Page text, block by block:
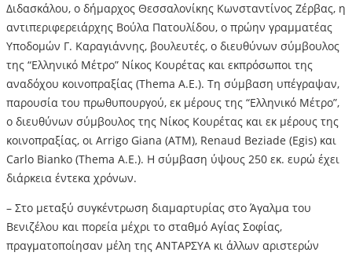
Διδασκάλου, ο δήμαρχος Θεσσαλονίκης Κωνσταντίνος Ζέρβας, η
αντιπεριφερειάρχης Βούλα Πατουλίδου, ο πρώην γραμματέας
Υποδομών Γ. Καραγιάννης, βουλευτές, ο διευθύνων σύμβουλος
της “Ελληνικό Μέτρο” Νίκος Κουρέτας και εκπρόσωποι της
αναδόχου κοινοπραξίας (Thema Α.Ε.). Τη σύμβαση υπέγραψαν,
παρουσία του πρωθυπουργού, εκ μέρους της “Ελληνικό Μέτρο”,
ο διευθύνων σύμβουλος της Νίκος Κουρέτας και εκ μέρους της
κοινοπραξίας, οι Arrigo Giana (ATM), Renaud Beziade (Egis) και
Carlo Bianko (Thema Α.Ε.). Η σύμβαση ύψους 250 εκ. ευρώ έχει
διάρκεια έντεκα χρόνων.
– Στο μεταξύ συγκέντρωση διαμαρτυρίας στο Άγαλμα του
Βενιζέλου και πορεία μέχρι το σταθμό Αγίας Σοφίας,
πραγματοποίησαν μέλη της ΑΝΤΑΡΣΥΑ κι άλλων αριστερών